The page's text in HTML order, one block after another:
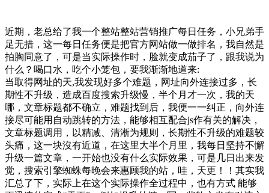
近期，老总给了我一个整站整站营销推广每日任务，小兄弟手
足无措，这一每日任务便是把官方网站做一做排名，我自然是
拍胸同意了，可是当实际操作时，脸就变成茄子了，跟我说为
什么？喝口水，吃个小笼包，要我渐渐地道来:
当取得网址的天,我发现好多个难题，网址向外连接过多，长
期性不升级，造成百度搜索升级慢，半个月才一次，我的天
哪，文章标题都不确立，难题找到后，我便一一纠正，向外连
接尽可能用自动跳转的方法，能够相互配合js作有关的解决，
文章标题调用，以精减、清淅为规则，长期性不升级的难题较
头痛，这一块沒有近道，在这里大半个月里，我每日坚持不懈
升级一篇文章，一开始也没有什么实际效果，可是几日出来发
觉，搜索引擎蜘蛛每晚会来惠顾我的站，哇，天更！！其实我
汇总了下，实际上在这个实际操作全过程中，也有方式 能够